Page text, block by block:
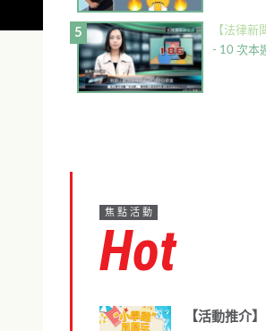
【法律新
- 10 次本
焦點活動
Hot
【活動推介